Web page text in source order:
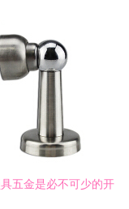
五金是必不可少的开